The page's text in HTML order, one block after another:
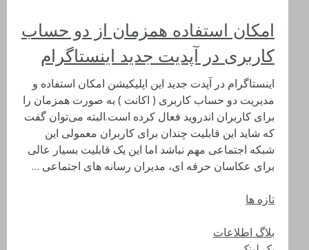
امکان استفاده همزمان از دو حساب
کاربری در آپدیت جدید اینستاگرام
اینستاگرام در آپدت جدید این اپلیکیشن امکان استفاده و
مدیریت دو حساب کاربری ( اکانت ) به صورت همزمان را
برای کاربران اندروید فعال کرده است.البته می‌توان گفت
که شاید این قابلیت چندان برای کاربران معمولی این
شبکه اجتماعی مهم نباشد اما این یک قابلیت بسیار عالی
برای عکاسان حرفه ای، مدیران رسانه‌ های اجتماعی …
تازه ها
بلاگ اطلاعات